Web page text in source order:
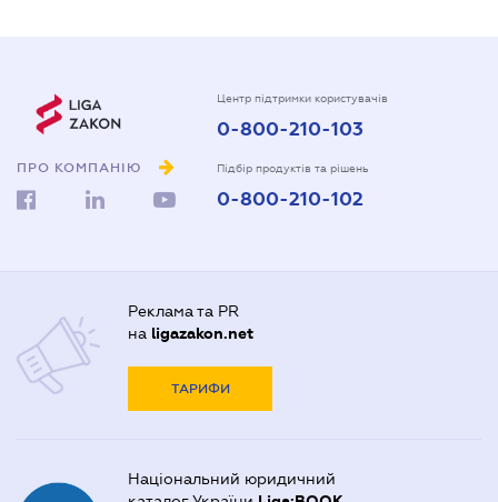
ПРО КОМПАНІЮ
Центр підтримки користувачів
0-800-210-103
Підбір продуктів та рішень
0-800-210-102
Реклама та PR
на ligazakon.net
ТАРИФИ
Національний юридичний